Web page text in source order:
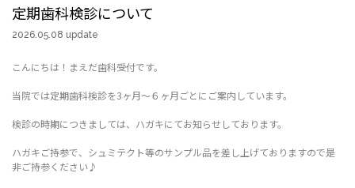
定期歯科検診について
2026.05.08 update
こんにちは！まえだ歯科受付です。
当院では定期歯科検診を3ヶ月～６ヶ月ごとにご案内しています。
検診の時期につきましては、ハガキにてお知らせしております。
ハガキご持参で、シュミテクト等のサンプル品を差し上げておりますので是
非ご持参ください♪